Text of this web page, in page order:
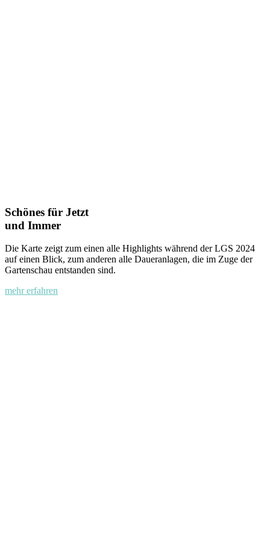
Schönes für Jetzt
und Immer
Die Karte zeigt zum einen alle Highlights während der LGS 2024
auf einen Blick, zum anderen alle Daueranlagen, die im Zuge der
Gartenschau entstanden sind.
mehr erfahren